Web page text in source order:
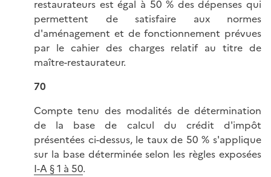
restaurateurs est égal à 50 % des dépenses qui
permettent de satisfaire aux normes
d'aménagement et de fonctionnement prévues
par le cahier des charges relatif au titre de
maître-restaurateur.
70
Compte tenu des modalités de détermination
de la base de calcul du crédit d'impôt
présentées ci-dessus, le taux de 50 % s'applique
sur la base déterminée selon les règles exposées
I-A § 1 à 50.